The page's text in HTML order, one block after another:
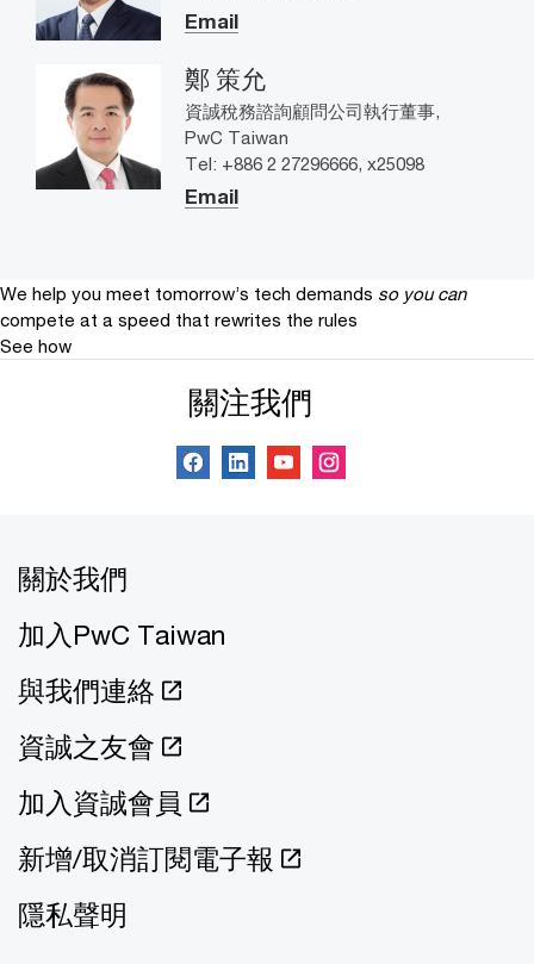
Email
鄭 策允
資誠稅務諮詢顧問公司執行董事,
PwC Taiwan
Tel: +886 2 27296666, x25098
Email
We help you meet tomorrow’s tech demands so you can
compete at a speed that rewrites the rules
See how
關注我們
關於我們
加入PwC Taiwan
與我們連絡
資誠之友會
加入資誠會員
新增/取消訂閱電子報
隱私聲明